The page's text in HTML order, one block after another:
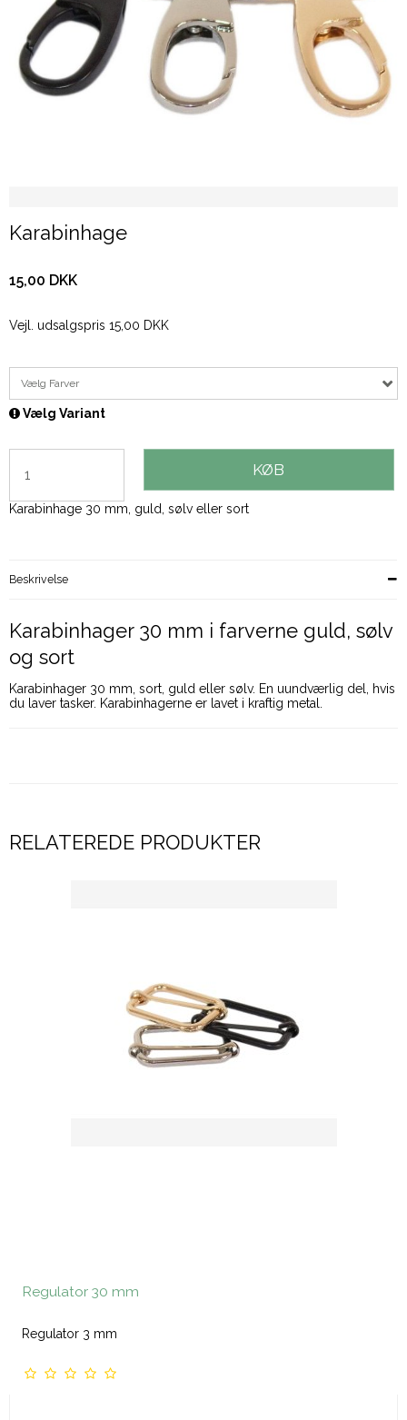
Karabinhage
15,00 DKK
Vejl. udsalgspris 15,00 DKK
Vælg Farver
Vælg Variant
KØB
Karabinhage 30 mm, guld, sølv eller sort
Beskrivelse
Karabinhager 30 mm i farverne guld, sølv
og sort
Karabinhager 30 mm, sort, guld eller sølv. En uundværlig del, hvis
du laver tasker. Karabinhagerne er lavet i kraftig metal.
RELATEREDE PRODUKTER
Regulator 30 mm
Regulator 3 mm